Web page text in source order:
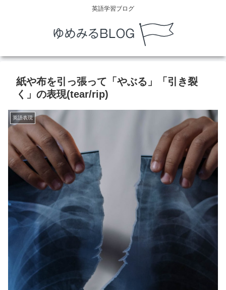
英語学習ブログ
紙や布を引っ張って「やぶる」「引き裂
く」の表現(tear/rip)
英語表現